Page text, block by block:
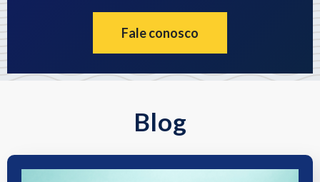
Fale conosco
Blog